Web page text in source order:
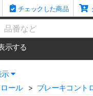
チェックした商品
示する
ール ブレーキコント